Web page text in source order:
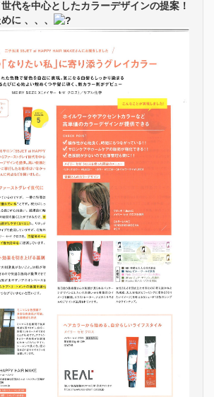
代を中心としたカラーデザインの提案！
に 、、、